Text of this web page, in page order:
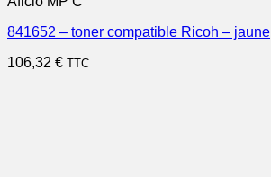
841652 – toner compatible Ricoh – jaune
106,32 € TTC